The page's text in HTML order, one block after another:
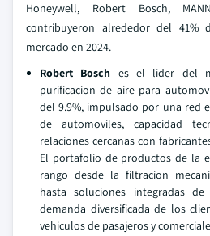
Honeywell, Robert Bosch,
contribuyeron alrededor del 41%
mercado en 2024.
Robert Bosch es el lider del
purificacion de aire para
del 9.9%, impulsado por una red
de automoviles, capacidad
relaciones cercanas con
El portafolio de productos de la
rango desde la filtracion
hasta soluciones integradas
demanda diversificada de los
vehiculos de pasajeros y